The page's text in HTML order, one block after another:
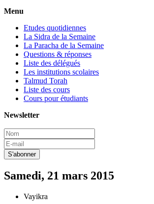
Menu
Etudes quotidiennes
La Sidra de la Semaine
La Paracha de la Semaine
Questions & réponses
Liste des délégués
Les institutions scolaires
Talmud Torah
Liste des cours
Cours pour étudiants
Newsletter
Samedi, 21 mars 2015
Vayikra